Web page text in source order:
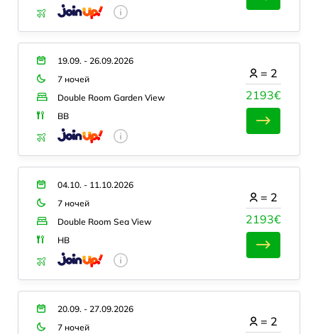
19.09. - 26.09.2026
7 ночей
Double Room Garden View
BB
2193€
= 2
04.10. - 11.10.2026
7 ночей
Double Room Sea View
HB
2193€
= 2
20.09. - 27.09.2026
7 ночей
= 2